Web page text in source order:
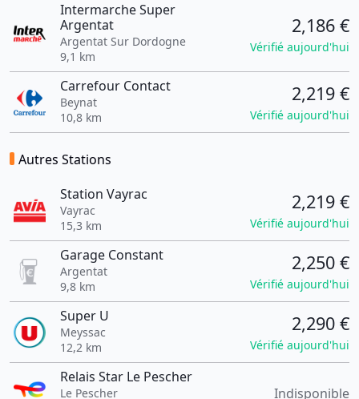
Intermarche Super
Argentat
Argentat Sur Dordogne
9,1 km
2,186 €
Vérifié aujourd'hui
Carrefour Contact
Beynat
10,8 km
2,219 €
Vérifié aujourd'hui
Autres Stations
Station Vayrac
Vayrac
15,3 km
2,219 €
Vérifié aujourd'hui
Garage Constant
Argentat
9,8 km
2,250 €
Vérifié aujourd'hui
Super U
Meyssac
12,2 km
2,290 €
Vérifié aujourd'hui
Relais Star Le Pescher
Le Pescher Indisponible